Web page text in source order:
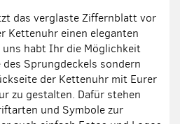
das verglaste Ziffernblatt vor
Kettenuhr einen eleganten
habt Ihr die Möglichkeit
Sprungdeckels sondern
der Kettenuhr mit Eurer
zu gestalten. Dafür stehen
und Symbole zur